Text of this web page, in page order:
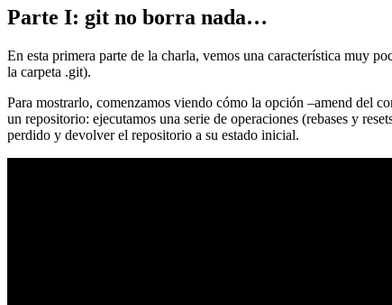
Parte I: git no borra nada…
En esta primera parte de la charla, vemos una característica muy
la carpeta .git).
Para mostrarlo, comenzamos viendo cómo la opción –amend del
un repositorio: ejecutamos una serie de operaciones (rebases y
perdido y devolver el repositorio a su estado inicial.